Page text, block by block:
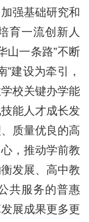
强基础研究和
育一流创新人
山一条路”不断
建设为牵引，
校关键办学能
能人才成长发
质量优良的高
，推动学前教
发展、高中教
共服务的普惠
展成果更多更